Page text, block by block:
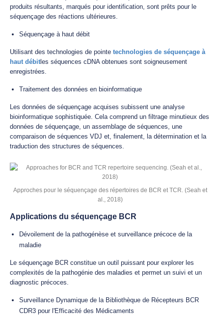
produits résultants, marqués pour identification, sont prêts pour le
séquençage des réactions ultérieures.
Séquençage à haut débit
Utilisant des technologies de pointe technologies de séquençage à
haut débit les séquences cDNA obtenues sont soigneusement
enregistrées.
Traitement des données en bioinformatique
Les données de séquençage acquises subissent une analyse
bioinformatique sophistiquée. Cela comprend un filtrage minutieux des
données de séquençage, un assemblage de séquences, une
comparaison de séquences VDJ et, finalement, la détermination et la
traduction des structures de séquences.
Approches pour le séquençage des répertoires de BCR et TCR. (Seah et
al., 2018)
Applications du séquençage BCR
Dévoilement de la pathogénèse et surveillance précoce de la
maladie
Le séquençage BCR constitue un outil puissant pour explorer les
complexités de la pathogénie des maladies et permet un suivi et un
diagnostic précoces.
Surveillance Dynamique de la Bibliothèque de Récepteurs BCR
CDR3 pour l'Efficacité des Médicaments